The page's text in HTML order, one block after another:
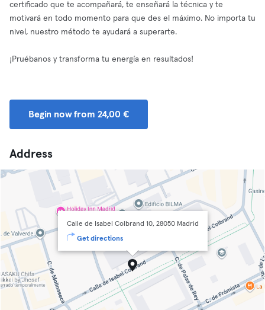
certificado que te acompañará, te enseñará la técnica y te
motivará en todo momento para que des el máximo. No importa tu
nivel, nuestro método te ayudará a superarte.
¡Pruébanos y transforma tu energía en resultados!
Begin now from 24,00 €
Address
Calle de Isabel Colbrand 10, 28050 Madrid
Get directions